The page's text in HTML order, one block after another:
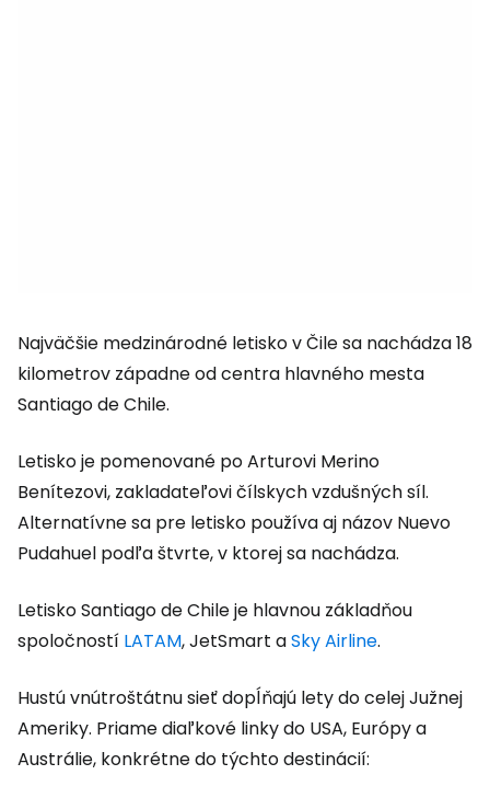
Najväčšie medzinárodné letisko v Čile sa nachádza 18
kilometrov západne od centra hlavného mesta
Santiago de Chile.
Letisko je pomenované po Arturovi Merino
Benítezovi, zakladateľovi čílskych vzdušných síl.
Alternatívne sa pre letisko používa aj názov Nuevo
Pudahuel podľa štvrte, v ktorej sa nachádza.
Letisko Santiago de Chile je hlavnou základňou
spoločností LATAM, JetSmart aSky Airline.
Hustú vnútroštátnu sieť dopĺňajú lety do celej Južnej
Ameriky. Priame diaľkové linky do USA, Európy a
Austrálie, konkrétne do týchto destinácií: